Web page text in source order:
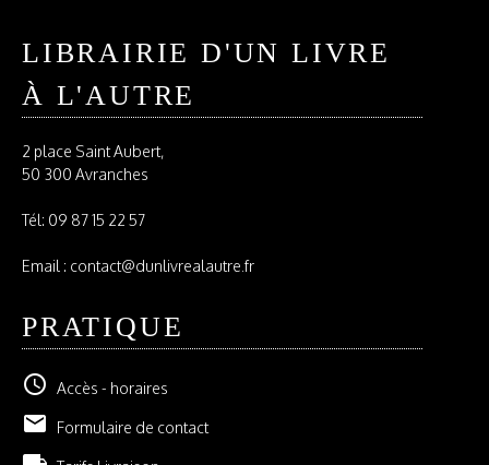
LIBRAIRIE D'UN LIVRE
À L'AUTRE
2 place Saint Aubert,
50 300 Avranches
Tél: 09 87 15 22 57
Email : contact@dunlivrealautre.fr
PRATIQUE
schedule Accès - horaires
email Formulaire de contact